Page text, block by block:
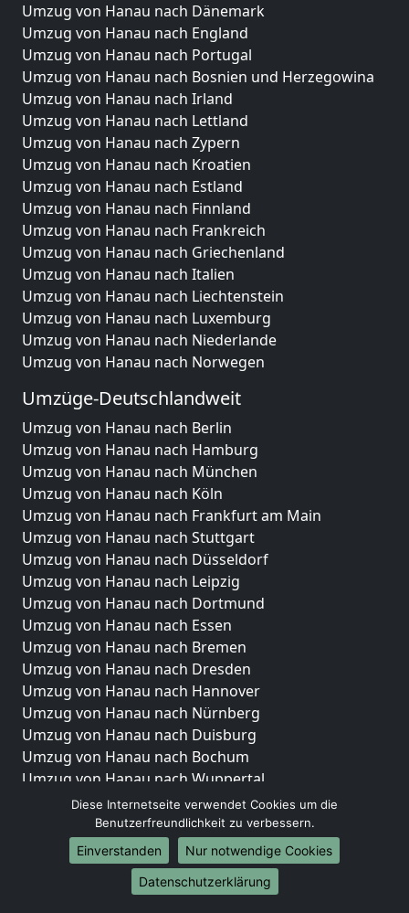
Umzug von Hanau nach Dänemark
Umzug von Hanau nach England
Umzug von Hanau nach Portugal
Umzug von Hanau nach Bosnien und Herzegowina
Umzug von Hanau nach Irland
Umzug von Hanau nach Lettland
Umzug von Hanau nach Zypern
Umzug von Hanau nach Kroatien
Umzug von Hanau nach Estland
Umzug von Hanau nach Finnland
Umzug von Hanau nach Frankreich
Umzug von Hanau nach Griechenland
Umzug von Hanau nach Italien
Umzug von Hanau nach Liechtenstein
Umzug von Hanau nach Luxemburg
Umzug von Hanau nach Niederlande
Umzug von Hanau nach Norwegen
Umzüge-Deutschlandweit
Umzug von Hanau nach Berlin
Umzug von Hanau nach Hamburg
Umzug von Hanau nach München
Umzug von Hanau nach Köln
Umzug von Hanau nach Frankfurt am Main
Umzug von Hanau nach Stuttgart
Umzug von Hanau nach Düsseldorf
Umzug von Hanau nach Leipzig
Umzug von Hanau nach Dortmund
Umzug von Hanau nach Essen
Umzug von Hanau nach Bremen
Umzug von Hanau nach Dresden
Umzug von Hanau nach Hannover
Umzug von Hanau nach Nürnberg
Umzug von Hanau nach Duisburg
Umzug von Hanau nach Bochum
Umzug von Hanau nach Wuppertal
Umzug von Hanau nach Bielefeld
Umzug von Hanau nach Bonn
Umzug von Hanau nach Münster
Internationale-Umzüge
Diese Internetseite verwendet Cookies um die
Benutzerfreundlichkeit zu verbessern.
Einverstanden
Nur notwendige Cookies
Datenschutzerklärung